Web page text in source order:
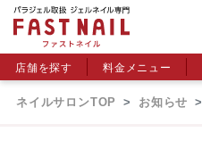
店舗を探す 料金メニュー
ネイルサロンTOP お知らせ